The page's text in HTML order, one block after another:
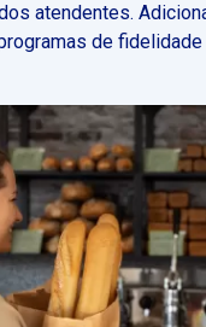
atendentes.
de